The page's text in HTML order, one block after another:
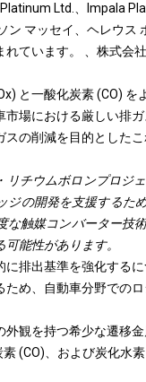
Ltd.、Impala
ン マッセイ、ヘレウス
ています。 、株式会
と一酸化炭素 (CO) を
場における厳しい排
の削減を目的とした
チウムボロンプロジ
の開発を支援するた
な触媒コンバーター技
能性があります。
排出基準を強化する
め、自動車分野での
観を持つ希少な遷移
(CO)、および炭化水